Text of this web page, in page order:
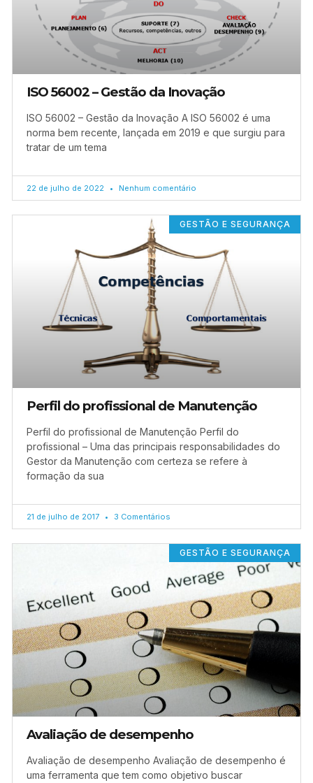
ISO 56002 – Gestão da Inovação
ISO 56002 – Gestão da Inovação A ISO 56002 é uma
norma bem recente, lançada em 2019 e que surgiu para
tratar de um tema
22 de julho de 2022 Nenhum comentário
GESTÃO E SEGURANÇA
Perfil do profissional de Manutenção
Perfil do profissional de Manutenção Perfil do
profissional – Uma das principais responsabilidades do
Gestor da Manutenção com certeza se refere à
formação da sua
21 de julho de 2017 3 Comentários
GESTÃO E SEGURANÇA
Avaliação de desempenho
Avaliação de desempenho Avaliação de desempenho é
uma ferramenta que tem como objetivo buscar